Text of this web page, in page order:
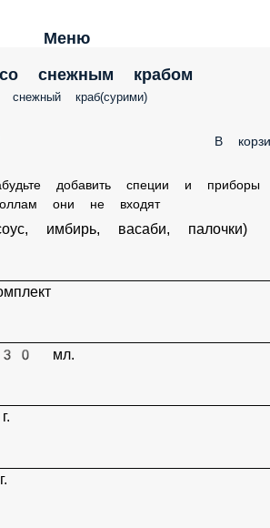
Меню
снежным крабом
краб(сурими)
В
добавить специи и
они не входят
имбирь, васаби, палочки)
30 мл.